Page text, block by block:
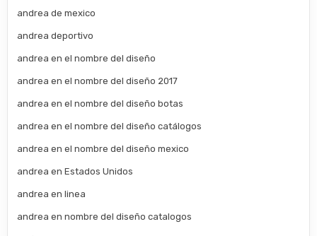
andrea de mexico
andrea deportivo
andrea en el nombre del diseño
andrea en el nombre del diseño 2017
andrea en el nombre del diseño botas
andrea en el nombre del diseño catálogos
andrea en el nombre del diseño mexico
andrea en Estados Unidos
andrea en linea
andrea en nombre del diseño catalogos